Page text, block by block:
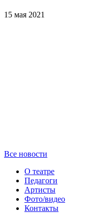
15 мая 2021
Все новости
О театре
Педагоги
Артисты
Фото/видео
Контакты